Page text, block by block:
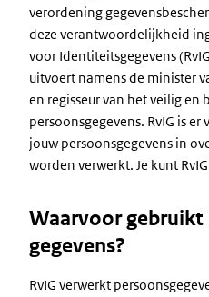
verordening
deze verantwoordelijkheid
voor Identiteitsgegevens
uitvoert namens de minister
en regisseur van het veilig en
persoonsgegevens. RvIG is
jouw persoonsgegevens in
worden verwerkt. Je kunt
Waarvoor gebruikt
gegevens?
RvIG verwerkt